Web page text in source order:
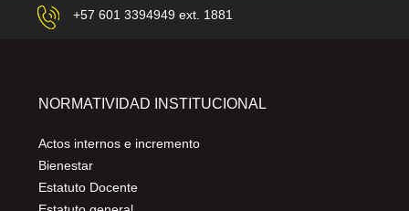
+57 601 3394949 ext. 1881
NORMATIVIDAD INSTITUCIONAL
Actos internos e incremento
Bienestar
Estatuto Docente